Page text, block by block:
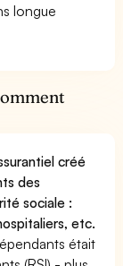
longue
créé
des
sociale :
etc.
était